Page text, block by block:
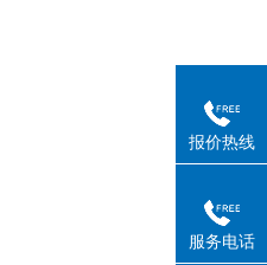
报价热线
服务电话